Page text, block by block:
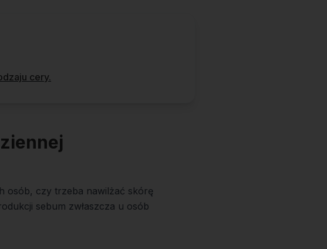
cery.
osób, czy trzeba nawilżać skórę
sebum zwłaszcza u osób